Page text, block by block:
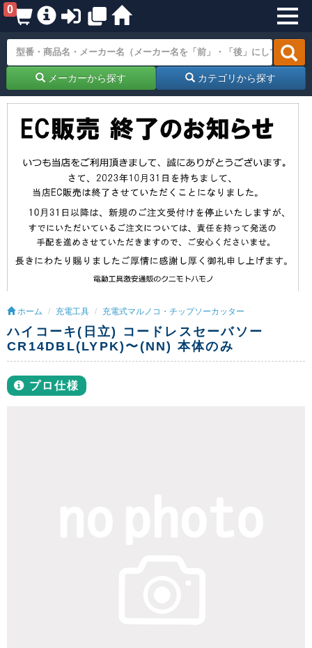
0
メーカーから探す カテゴリから探す
ホーム 充電工具 充電式マルノコ・チップソーカッター
ハイコーキ(日立) コードレスセーバソー
CR14DBL(LYPK)〜(NN) 本体のみ
プロ仕様